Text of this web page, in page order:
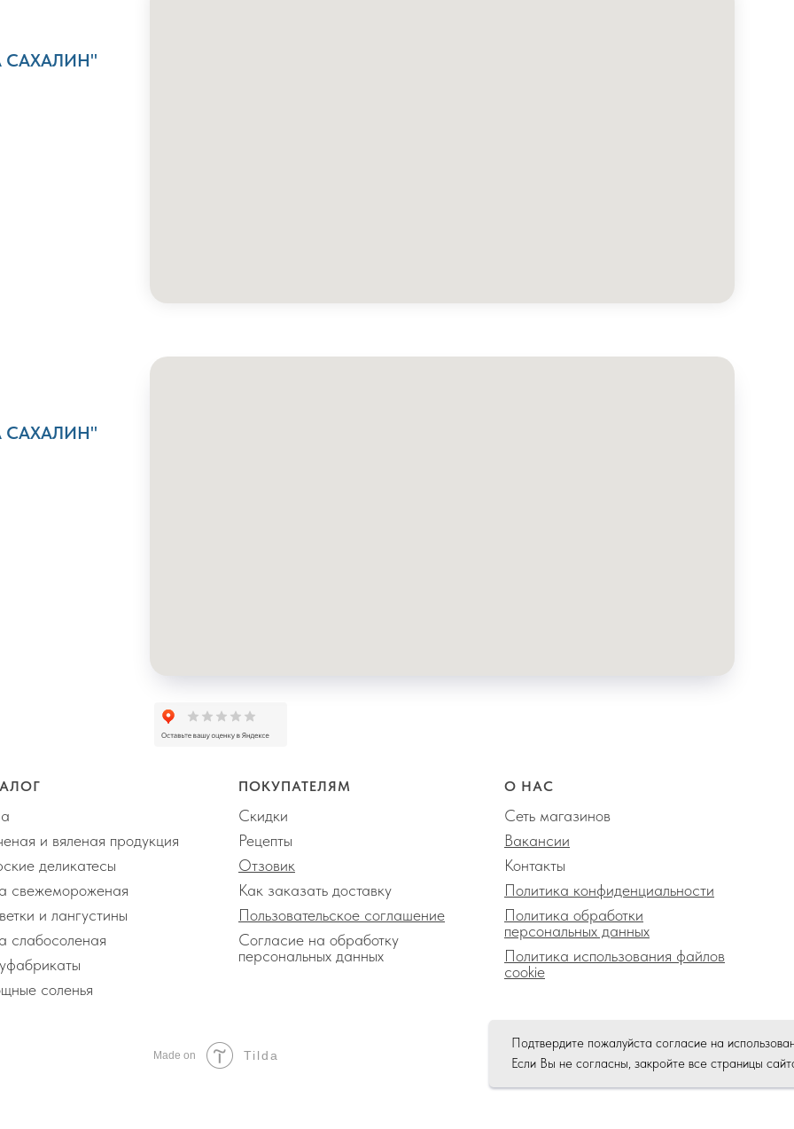
САХАЛИН"
САХАЛИН"
и вяленая продукция
деликатесы
свежемороженая
и лангустины
слабосоленая
соленья
ПОКУПАТЕЛЯМ
Скидки
Рецепты
Отзовик
Как заказать доставку
Пользовательское соглашение
Согласие на обработку
персональных данных
О НАС
Сеть магазинов
Вакансии
Контакты
Политика конфиденциальности
Политика обработки
персональных данных
Политика использования файлов
сookie
Подтвердите пожалуйста согласие на
Если Вы не согласны, закройте все страницы
Made on Tilda